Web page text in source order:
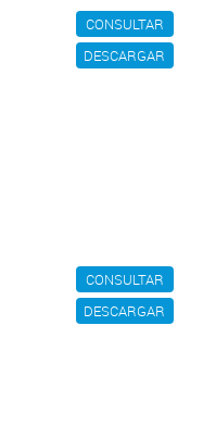
CONSULTAR
DESCARGAR
CONSULTAR
DESCARGAR